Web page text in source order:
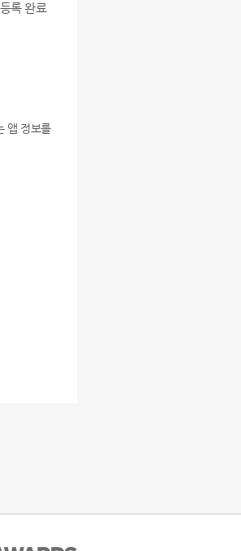
록 완료
앱 정보를